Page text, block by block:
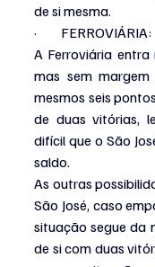
de si mesma.
·         FERROVIÁRIA:
A Ferroviária
mas sem
mesmos seis
de duas vitórias,
difícil que o São
saldo.
As outras
São José, caso
situação segue da
de si com duas